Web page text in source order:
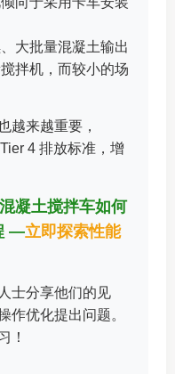
大批量混凝土输出
拌机，而较小的场
越来越重要，
4 排放标准，增
凝土搅拌车如何
—立即探索性能
士分享他们的见
作优化提出问题。
！